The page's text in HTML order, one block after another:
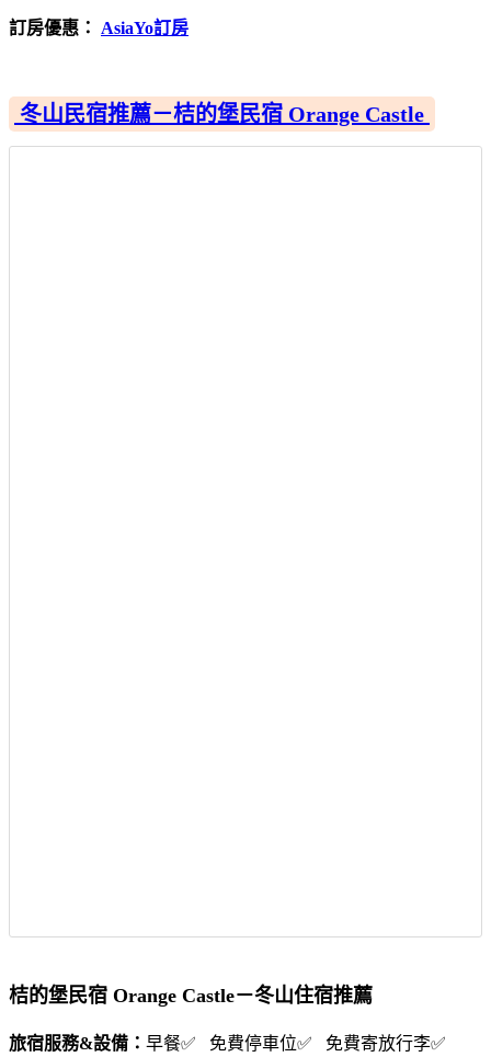
訂房優惠： AsiaYo訂房
冬山民宿推薦－桔的堡民宿 Orange Castle
桔的堡民宿 Orange Castle－冬山住宿推薦
旅宿服務&設備： 早餐✅ 免費停車位✅ 免費寄放行李✅